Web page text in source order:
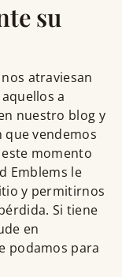
su
atraviesan
a
nuestro blog y
que vendemos
momento
Emblems le
y permitirnos
Si tiene
en
podamos para